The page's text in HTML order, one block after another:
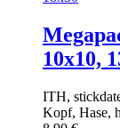
10x10,
ITH,
Kopf, Hase,